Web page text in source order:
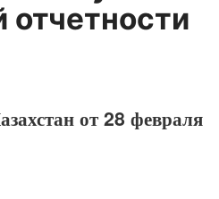
отчетности
от 28 февраля